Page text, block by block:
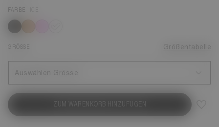
FARBE
GRÖSSE Größentabelle
Auswählen Grösse
ZUM WARENKORB HINZUFÜGEN